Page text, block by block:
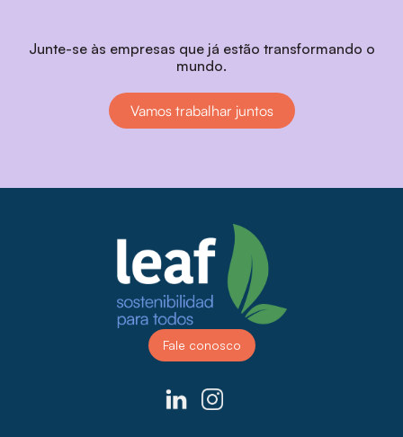
Junte-se às empresas que já estão transformando o
mundo.
Vamos trabalhar juntos
Fale conosco